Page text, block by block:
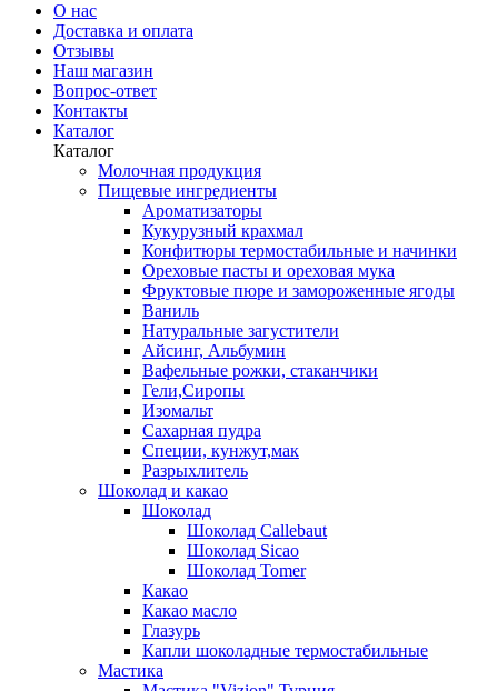
О нас
Доставка и оплата
Отзывы
Наш магазин
Вопрос-ответ
Контакты
Каталог
Каталог
Молочная продукция
Пищевые ингредиенты
Ароматизаторы
Кукурузный крахмал
Конфитюры термостабильные и начинки
Ореховые пасты и ореховая мука
Фруктовые пюре и замороженные ягоды
Ваниль
Натуральные загустители
Айсинг, Альбумин
Вафельные рожки, стаканчики
Гели,Сиропы
Изомальт
Сахарная пудра
Специи, кунжут,мак
Разрыхлитель
Шоколад и какао
Шоколад
Шоколад Callebaut
Шоколад Sicao
Шоколад Tomer
Какао
Какао масло
Глазурь
Капли шоколадные термостабильные
Мастика